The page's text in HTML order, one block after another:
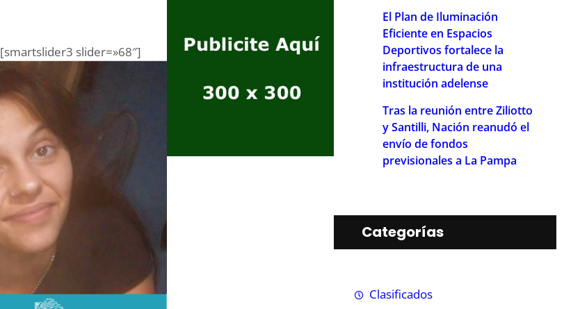
[smartslider3 slider=»68″]
El Plan de Iluminación
Eficiente en Espacios
Deportivos fortalece la
infraestructura de una
institución adelense
Tras la reunión entre Ziliotto
y Santilli, Nación reanudó el
envío de fondos
previsionales a La Pampa
Categorías
Clasificados